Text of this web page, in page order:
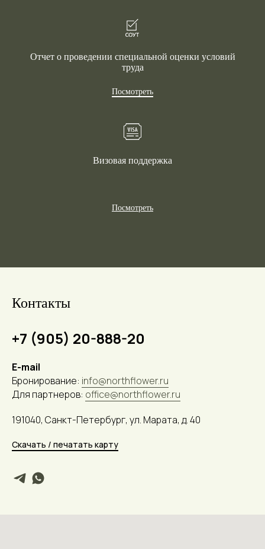
Отчет о проведении специальной оценки условий
труда
Посмотреть
Визовая поддержка
Посмотреть
Контакты
+7 (905) 20-888-20
E-mail
Бронирование: info@northflower.ru
Для партнеров: office@northflower.ru
191040, Санкт-Петербург, ул. Марата, д. 40
Скачать / печатать карту